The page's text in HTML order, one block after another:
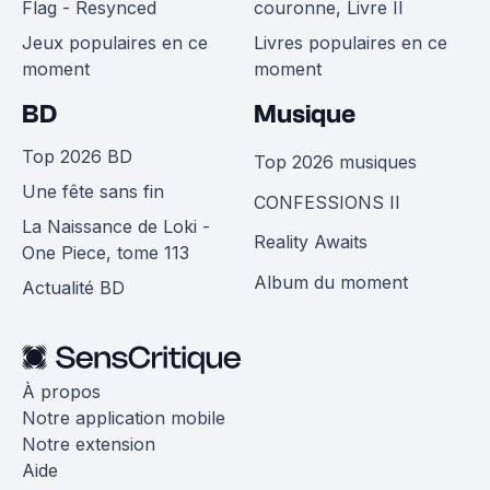
Flag - Resynced
Jeux populaires en ce
moment
couronne, Livre II
Livres populaires en ce
moment
BD
Top 2026 BD
Une fête sans fin
La Naissance de Loki -
One Piece, tome 113
Actualité BD
Musique
Top 2026 musiques
CONFESSIONS II
Reality Awaits
Album du moment
À propos
Notre application mobile
Notre extension
Aide